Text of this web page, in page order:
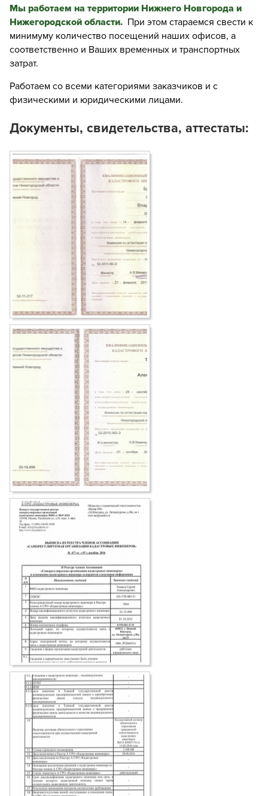
Кадастровые работы >>
Мы работаем на территории Нижнего Новгорода и
Нижегородской области. При этом стараемся свести к
минимуму количество посещений наших офисов, а
соответственно и Ваших временных и транспортных
затрат.
Работаем со всеми категориями заказчиков и с
физическими и юридическими лицами.
Документы, свидетельства, аттестаты: